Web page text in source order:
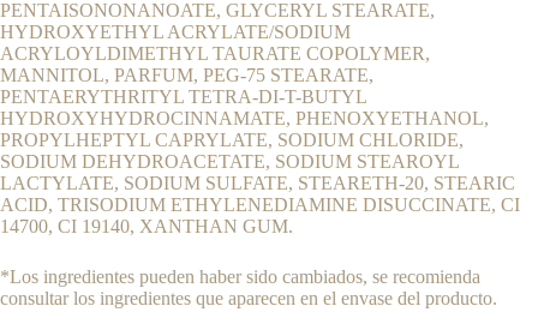
PENTAISONONANOATE, GLYCERYL STEARATE,
HYDROXYETHYL ACRYLATE/SODIUM
ACRYLOYLDIMETHYL TAURATE COPOLYMER,
MANNITOL, PARFUM, PEG-75 STEARATE,
PENTAERYTHRITYL TETRA-DI-T-BUTYL
HYDROXYHYDROCINNAMATE, PHENOXYETHANOL,
PROPYLHEPTYL CAPRYLATE, SODIUM CH­LORIDE,
SODIUM DEHYDROACETATE, SODIUM STEAROYL
LACTYLATE, SODIUM SULFATE, STEARETH-20, STEARIC
ACID, TRISODIUM ETHYLENEDIAMINE DISUCCINATE, CI
14700, CI 19140, XANTHAN GUM.
*Los ingredientes pueden haber sido cambiados, se recomienda
consultar los ingredientes que aparecen en el envase del producto.